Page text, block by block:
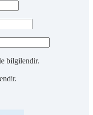
bilgilendir.